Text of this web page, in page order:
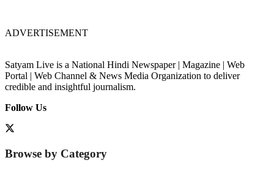
ADVERTISEMENT
Satyam Live is a National Hindi Newspaper | Magazine | Web
Portal | Web Channel & News Media Organization to deliver
credible and insightful journalism.
Follow Us
Browse by Category